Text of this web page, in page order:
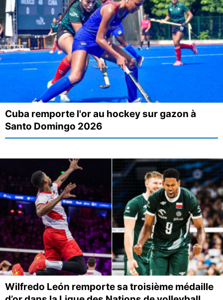
Cuba remporte l'or au hockey sur gazon à
Santo Domingo 2026
Wilfredo León remporte sa troisième médaille